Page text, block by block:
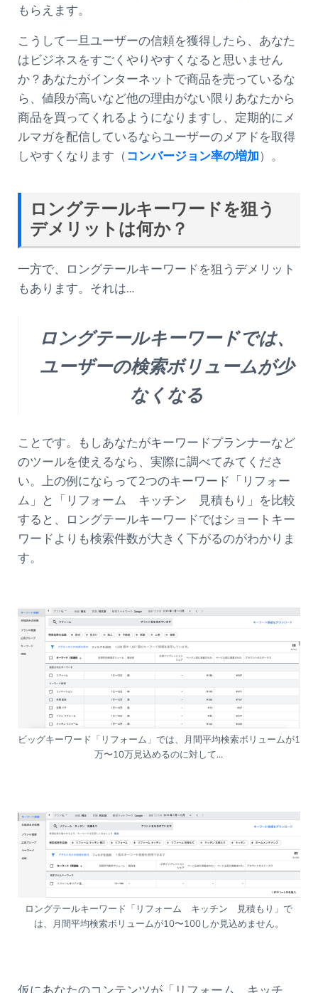
もらえます。
こうして一旦ユーザーの信頼を獲得したら、あなた
はビジネスをすごくやりやすくなると思いません
か？あなたがインターネットで商品を売っているな
ら、値段が高いなど他の理由がない限りあなたから
商品を買ってくれるようになりますし、定期的にメ
ルマガを配信しているならユーザーのメアドを取得
しやすくなります（コンバージョン率の増加）。
ロングテールキーワードを狙う
デメリットは何か？
一方で、ロングテールキーワードを狙うデメリット
もあります。それは…
ロングテールキーワードでは、
ユーザーの検索ボリュームが少
なくなる
ことです。もしあなたがキーワードプランナーなど
のツールを使えるなら、実際に調べてみてくださ
い。上の例にならって2つのキーワード「リフォー
ム」と「リフォーム キッチン 見積もり」を比較
すると、ロングテールキーワードではショートキー
ワードよりも検索件数が大きく下がるのがわかりま
す。
ビッグキーワード「リフォーム」では、月間平均検索ボリュームが1
万〜10万見込めるのに対して…
ロングテールキーワード「リフォーム キッチン 見積もり」で
は、月間平均検索ボリュームが10〜100しか見込めません。